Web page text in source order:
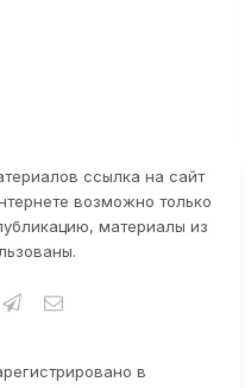
ссылка на сайт
возможно только
материалы из
в